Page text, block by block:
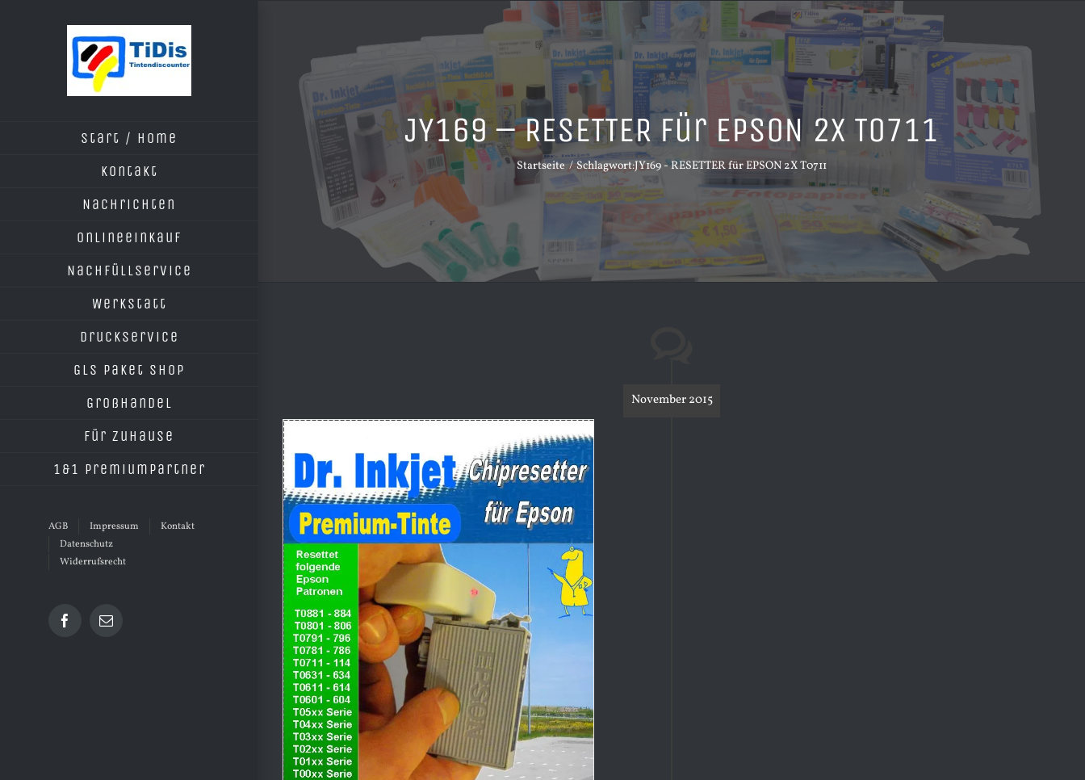
Start / Home
Kontakt
Nachrichten
Onlineeinkauf
Nachfüllservice
Werkstatt
Druckservice
GLS Paket Shop
Großhandel
Für Zuhause
1&1 Premiumpartner
AGB Impressum
Kontakt
Datenschutz
Widerrufsrecht
Facebook
E-
JY169 – RESETTER für EPSON 2X T0711
Startseite Schlagwort:JY169 - RESETTER für EPSON 2X T0711
November 2015